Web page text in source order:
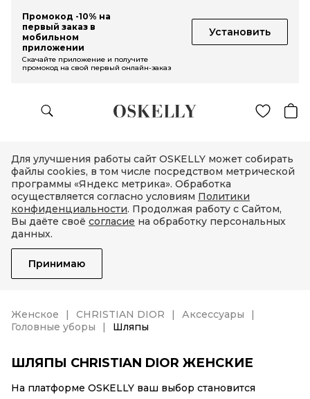
Промокод -10% на
первый заказ в
мобильном
приложении
Установить
Скачайте приложение и получите
промокод на свой первый онлайн-заказ
Для улучшения работы сайт OSKELLY может собирать
файлы cookies, в том числе посредством метрической
программы «Яндекс метрика». Обработка
осуществляется согласно условиям Политики
конфиденциальности. Продолжая работу с Сайтом,
Вы даёте своё согласие на обработку персональных
данных.
Принимаю
Женское CHRISTIAN DIOR
Аксессуары
Головные уборы
Шляпы
ШЛЯПЫ CHRISTIAN DIOR ЖЕНСКИЕ
На платформе OSKELLY ваш выбор становится